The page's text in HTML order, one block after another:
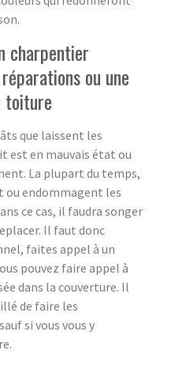
charpentier
ou une
toiture
que laissent les
est en mauvais état ou
La plupart du temps,
ou endommagent les
ce cas, il faudra songer
Il faut donc
faites appel à un
pouvez faire appel à
dans la couverture. Il
de faire les
si vous vous y